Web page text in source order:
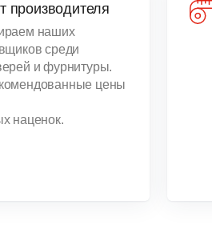
производителя
наших
среди
и фурнитуры.
цены
наценок.